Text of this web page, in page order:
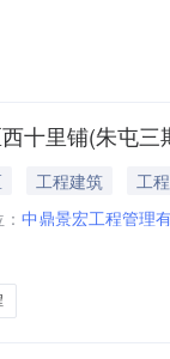
十里铺(朱屯
工程建筑
工程
中鼎景宏工程管理